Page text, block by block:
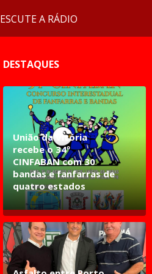
ESCUTE A RÁDIO
DESTAQUES
União da Vitória
recebe o 34º
CINFABAN com 30
bandas e fanfarras de
quatro estados